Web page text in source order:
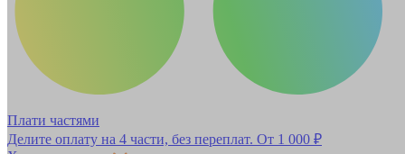
Плати частями
Делите оплату на 4 части, без переплат. От 1 000 ₽